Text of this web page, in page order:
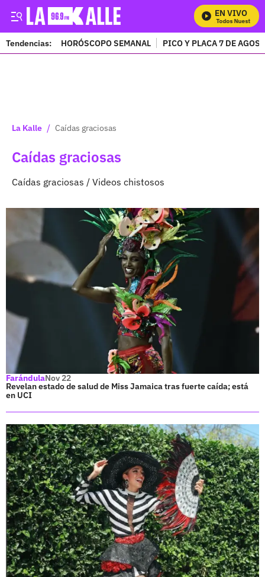
EN VIVO
Mira Todos Nuestros
Tendencias: HORÓSCOPO SEMANAL PICO Y PLACA 7 DE
La Kalle / Caídas graciosas
Caídas graciosas
Caídas graciosas / Videos chistosos
FarándulaNov 22
Revelan estado de salud de Miss Jamaica tras fuerte caída; está
en UCI